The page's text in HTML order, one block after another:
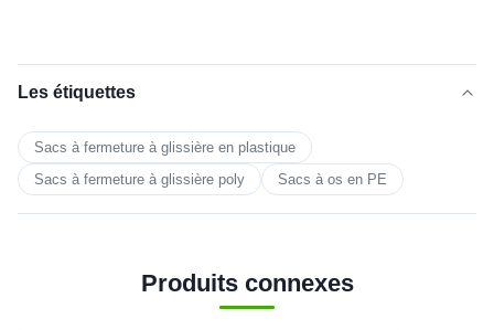
Les étiquettes
Sacs à fermeture à glissière en plastique
Sacs à fermeture à glissière poly
Sacs à os en PE
Produits connexes